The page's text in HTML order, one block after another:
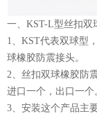
一、KST-L型丝扣双
1、KST代表双球型
球橡胶防震接头。
2、丝扣双球橡胶防
进口一个，出口一个
3、安装这个产品主